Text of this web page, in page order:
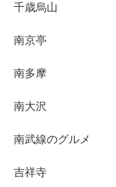
千歳烏山
南京亭
南多摩
南大沢
南武線のグルメ
吉祥寺